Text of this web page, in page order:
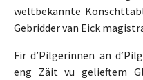
weltbekannte
Gebridder van Eick
Fir d’Pilgerinnen an
eng Zäit vu gelieftem